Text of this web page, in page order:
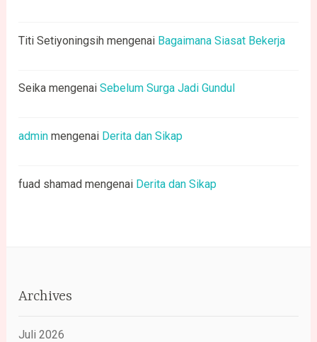
Titi Setiyoningsih mengenai Bagaimana Siasat Bekerja
Seika mengenaiSebelum Surga Jadi Gundul
admin mengenai Derita dan Sikap
fuad shamad mengenai Derita dan Sikap
Archives
Juli 2026